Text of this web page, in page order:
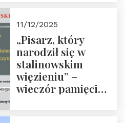
11/12/2025
„Pisarz, który
narodził się w
stalinowskim
więzieniu” –
wieczór pamięci